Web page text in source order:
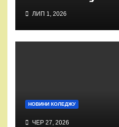
ЛИП 1, 2026
НОВИНИ КОЛЕДЖУ
ЧЕР 27, 2026